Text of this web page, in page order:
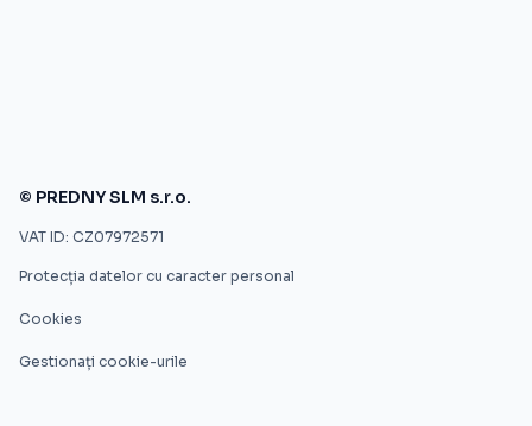
© PREDNY SLM s.r.o.
VAT ID: CZ07972571
Protecția datelor cu caracter personal
Cookies
Gestionați cookie-urile